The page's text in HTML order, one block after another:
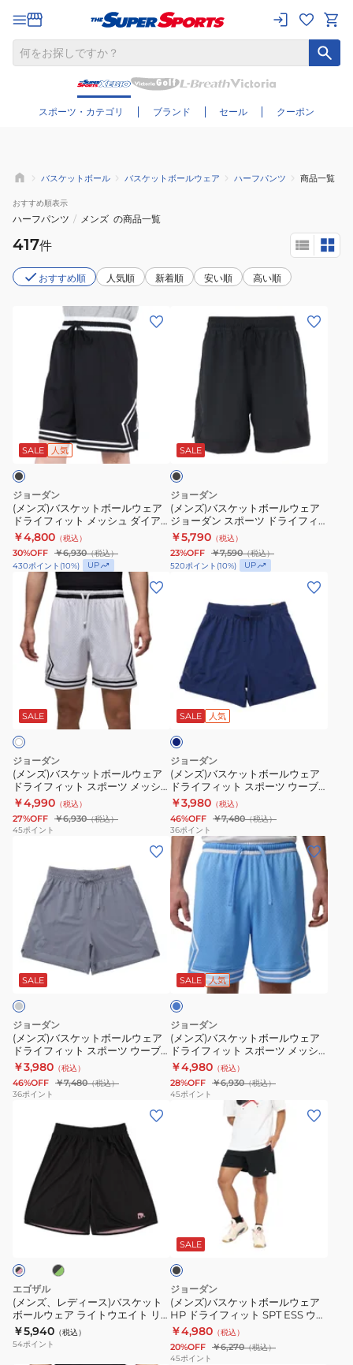
スポーツ・カテゴリ ブランド セール クーポン
さらに絞り込む
バスケットボール バスケットボールウェア ハーフパンツ 商品一覧
おすすめ順表示
ハーフパンツ / メンズ の商品一覧
417件
おすすめ順 人気順 新着順 安い順 高い順
ト
ボ
ー
ル
ウ
ェ
ア
フ
ィ
メ
シ
ュ
ダ
イ
ア
ー
ト
パ
ン
ツ
HF9910-
010
SALE 人気
ジョーダン
(メンズ)バスケットボールウェア
ドライフィット メッシュ ダイア
モンド ショートパンツ HF9910-
￥4,800 （税込）
30%OFF ￥6,930（税込）
430ポイント (10%) UP
ト
ボ
ー
ル
ウ
ェ
ア
ス
ポ
ー
ド
ラ
イ
フ
ィ
ッ
ウ
ー
ブ
イ
ア
モ
ン
ド
シ
ョ
SALE
ブ
ラ
ッ
ジョーダン
(メンズ)バスケットボールウェア
ジョーダン スポーツ ドライフィ
ット ウーブン ダイアモンド ショ
ートパンツ FQ2989-013
￥5,790 （税込）
23%OFF ￥7,590（税込）
520ポイント (10%) UP
(メ
ズ)
バ
ス
ト
ボ
ー
ル
ウ
ェ
ア
ッ
ト
ス
ポ
ー
ツ
メ
ッ
シ
ョ
ー
ト
パ
ン
SALE
ジョーダン
(メンズ)バスケットボールウェア
ドライフィット スポーツ メッシ
ュ ダイアモンド ショートパンツ
HF9910-100
￥4,990 （税込）
27%OFF ￥6,930（税込）
45ポイント
ケ
ト
ボ
ー
ル
ウ
ェ
ア
ド
イ
フ
ィ
ス
ポ
ー
ツ
ウ
ー
ブ
シ
ョ
ー
ト
パ
ン
ツ
SALE 人気
ネ
イ
ビ
ー
ジョーダン
(メンズ)バスケットボールウェア
ドライフィット スポーツ ウーブ
ン ダイアモンド ショートパンツ
FQ2989-492
￥3,980 （税込）
46%OFF ￥7,480（税込）
36ポイント
ケ
ッ
ト
ボ
ー
ル
ウ
ェ
ア
ポ
ー
ツ
ウ
ー
SALE
ジョーダン
(メンズ)バスケットボールウェア
ドライフィット スポーツ ウーブ
ン ダイアモンド ショートパンツ
FQ2989-075
￥3,980 （税込）
46%OFF ￥7,480（税込）
36ポイント
(メ
ズ)
バ
ス
ト
ボ
ー
ル
ウ
ェ
ア
ス
ポ
ー
ツ
メ
ッ
シ
SALE 人気
ラ
イ
ー ジョーダン
(メンズ)バスケットボールウェア
ドライフィット スポーツ メッシ
ュ ダイアモンド ショートパンツ
HF9910-412
￥4,980 （税込）
28%OFF ￥6,930（税込）
45ポイント
バ
ス
ケ
ッ
ト
エゴザル
(メンズ、レディース)バスケット
ボールウェア ライトウエイト リ
バーシブルショートパンツ
EZSS26UHP010C
￥5,940 （税込）
54ポイント
ト
ボ
ー
ル
ウ
ェ
ア
SALE
ラ
ジョーダン
(メンズ)バスケットボールウェア
HP ドライフィット SPT ESS ウー
ブン プラクティスパンツ IF2160-
￥4,980 （税込）
20%OFF ￥6,270（税込）
45ポイント